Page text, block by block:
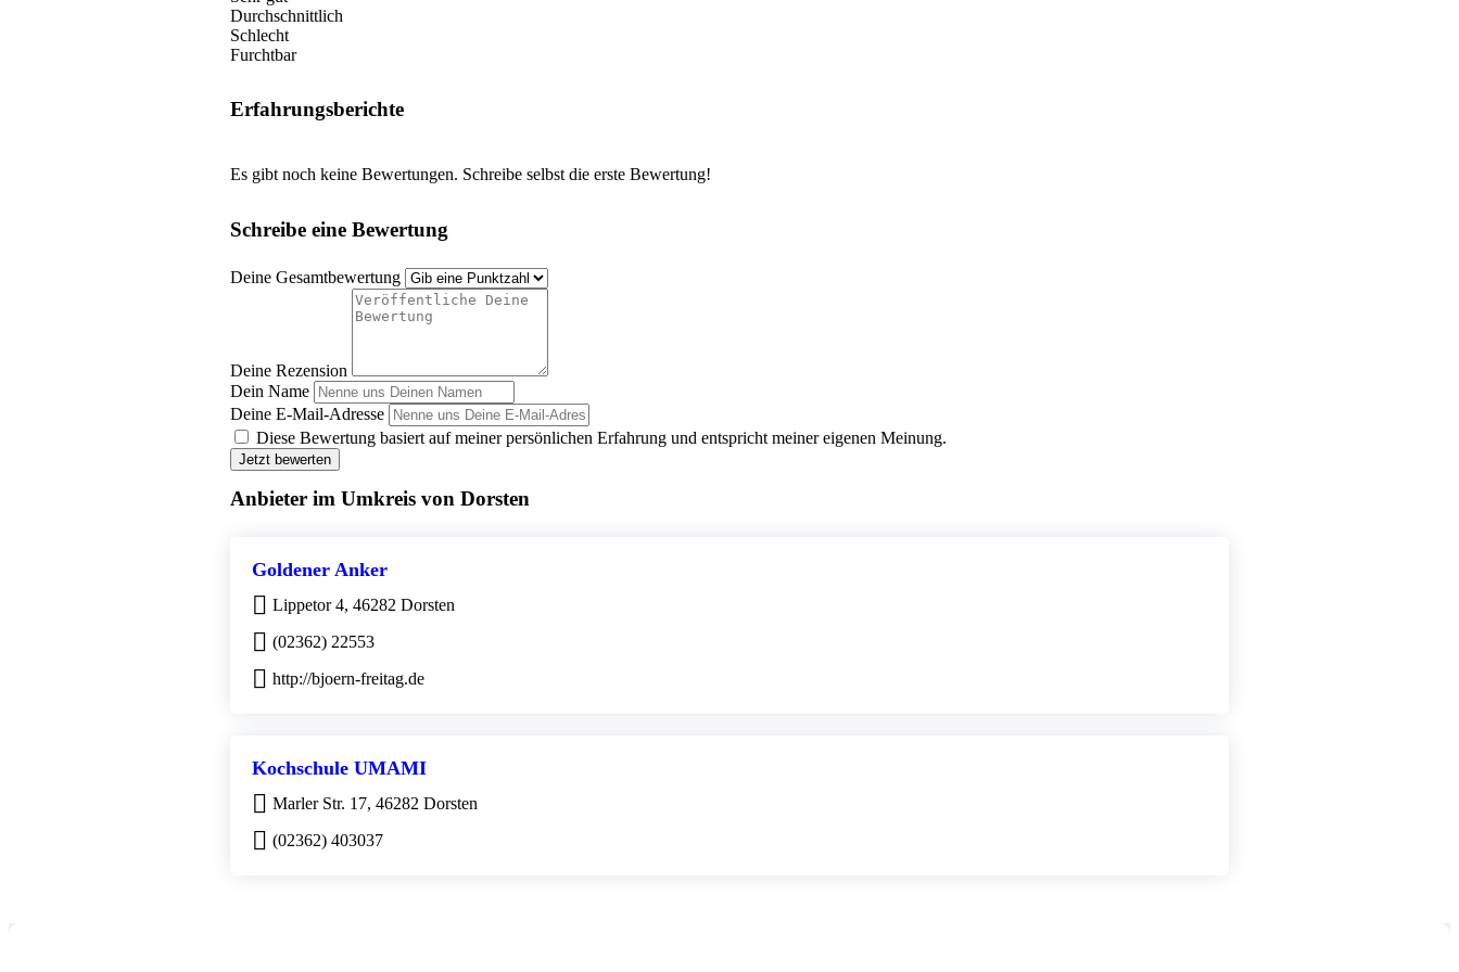
Durchschnittlich
Schlecht
Furchtbar
Erfahrungsberichte
Es gibt noch keine Bewertungen. Schreibe selbst die erste Bewertung!
Schreibe eine Bewertung
Deine Gesamtbewertung
Deine Rezension
Dein Name
Deine E-Mail-Adresse
Diese Bewertung basiert auf meiner persönlichen Erfahrung und entspricht meiner eigenen Meinung.
Jetzt bewerten
Anbieter im Umkreis von Dorsten
Goldener Anker
Lippetor 4, 46282 Dorsten
(02362) 22553
http://bjoern-freitag.de
Kochschule UMAMI
Marler Str. 17, 46282 Dorsten
(02362) 403037